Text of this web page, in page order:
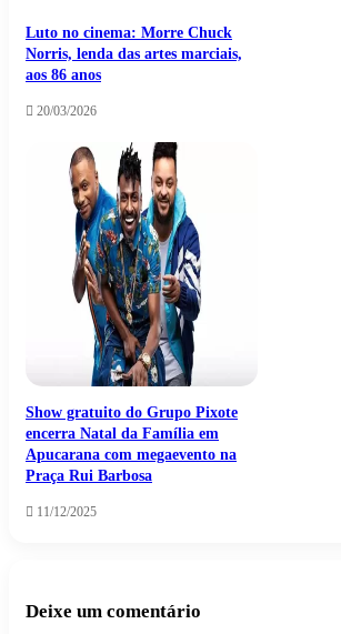
Luto no cinema: Morre Chuck
Norris, lenda das artes marciais,
aos 86 anos
20/03/2026
Show gratuito do Grupo Pixote
encerra Natal da Família em
Apucarana com megaevento na
Praça Rui Barbosa
11/12/2025
Deixe um comentário